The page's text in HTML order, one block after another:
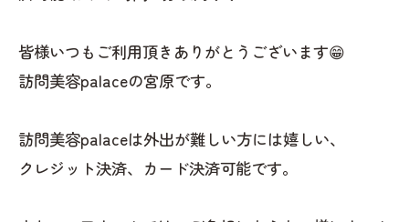
皆様いつもご利用頂きありがとうございます😁
訪問美容palaceの宮原です。
訪問美容palaceは外出が難しい方には嬉しい、
クレジット決済、カード決済可能です。